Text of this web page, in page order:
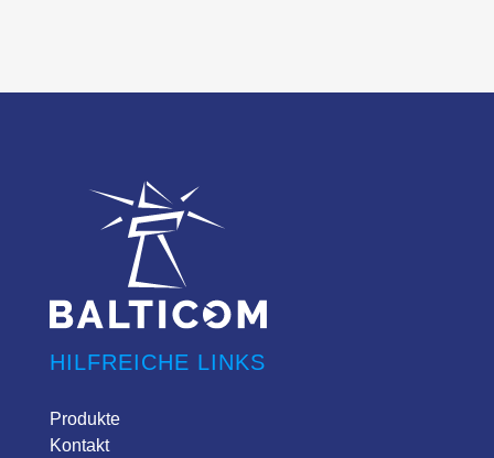
HILFREICHE LINKS
Produkte
Kontakt